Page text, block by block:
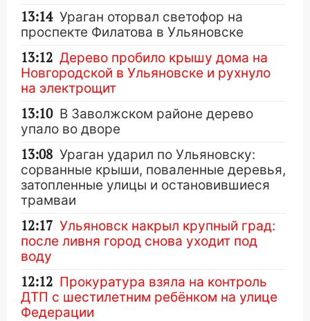
13:14 Ураган оторвал светофор на
проспекте Филатова в Ульяновске
13:12 Дерево пробило крышу дома на
Новгородской в Ульяновске и рухнуло
на электрощит
13:10 В Заволжском районе дерево
упало во дворе
13:08 Ураган ударил по Ульяновску:
сорванные крыши, поваленные деревья,
затопленные улицы и остановившиеся
трамваи
12:17 Ульяновск накрыл крупный град:
после ливня город снова уходит под
воду
12:12 Прокуратура взяла на контроль
ДТП с шестилетним ребёнком на улице
Федерации